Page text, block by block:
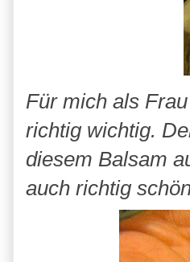
Für mich als
richtig wichtig.
diesem Balsam
auch richtig